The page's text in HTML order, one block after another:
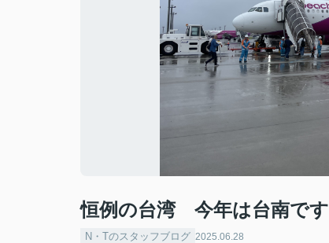
恒例の台湾 今年は台南です
N・Tのスタッフブログ 2025.06.28